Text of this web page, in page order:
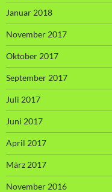
Januar 2018
November 2017
Oktober 2017
September 2017
Juli 2017
Juni 2017
April 2017
März 2017
November 2016